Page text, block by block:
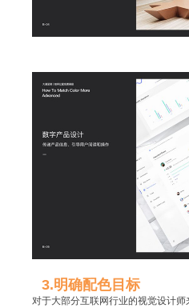
3.明确配色目标
对于大部分互联网行业的视觉设计